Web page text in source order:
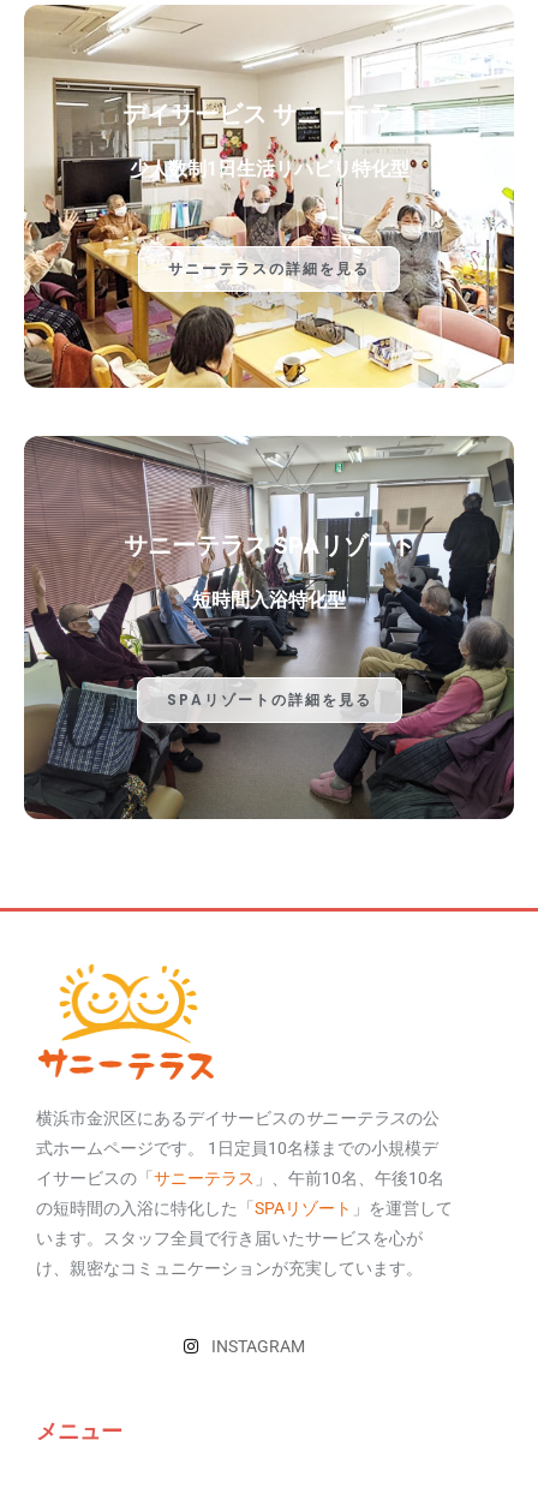
デイサービス サニーテラス
少人数制1日生活リハビリ特化型
サニーテラスの詳細を見る
サニーテラス SPAリゾート
短時間入浴特化型
SPAリゾートの詳細を見る
横浜市金沢区にあるデイサービスのサニーテラスの公
式ホームページです。 1日定員10名様までの小規模デ
イサービスの「サニーテラス 」、午前10名、午後10名
の短時間の入浴に特化した「SPAリゾート 」を運営して
います。スタッフ全員で行き届いたサービスを心が
け、親密なコミュニケーションが充実しています。
INSTAGRAM
メニュー